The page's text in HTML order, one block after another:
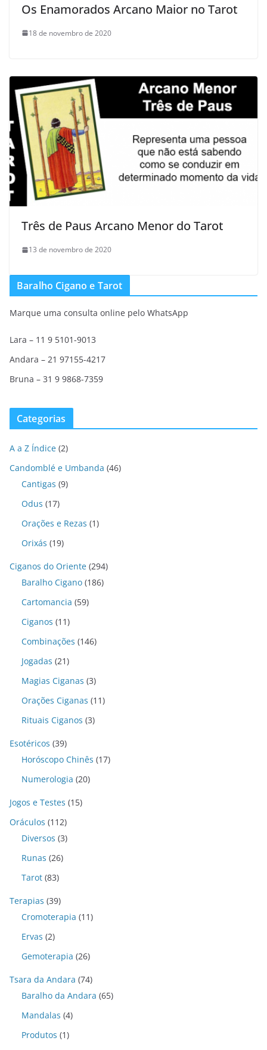
Os Enamorados Arcano Maior no Tarot
18 de novembro de 2020
Três de Paus Arcano Menor do Tarot
13 de novembro de 2020
Baralho Cigano e Tarot
Marque uma consulta online pelo WhatsApp
Lara – 11 9 5101-9013
Andara – 21 97155-4217
Bruna – 31 9 9868-7359
Categorias
A a Z Índice (2)
Candomblé e Umbanda (46)
Cantigas (9)
Odus (17)
Orações e Rezas (1)
Orixás (19)
Ciganos do Oriente (294)
Baralho Cigano (186)
Cartomancia (59)
Ciganos (11)
Combinações (146)
Jogadas (21)
Magias Ciganas (3)
Orações Ciganas (11)
Rituais Ciganos (3)
Esotéricos (39)
Horóscopo Chinês (17)
Numerologia (20)
Jogos e Testes (15)
Oráculos (112)
Diversos (3)
Runas (26)
Tarot (83)
Terapias (39)
Cromoterapia (11)
Ervas (2)
Gemoterapia (26)
Tsara da Andara (74)
Baralho da Andara (65)
Mandalas (4)
Produtos (1)